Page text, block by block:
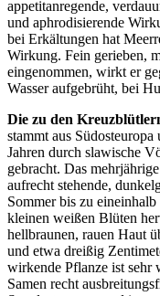
appetitanregende,
und aphrodisierende
bei Erkältungen hat
Wirkung. Fein gerieben,
eingenommen, wirkt er
Wasser aufgebrüht, bei
Die zu den
stammt aus
Jahren durch slawische
gebracht. Das
aufrecht stehende,
Sommer bis zu
kleinen weißen Blüten
hellbraunen, rauen Haut
und etwa dreißig
wirkende Pflanze ist sehr
Samen recht